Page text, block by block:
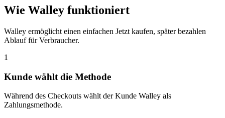
Wie Walley funktioniert
Walley ermöglicht einen einfachen Jetzt kaufen, später bezahlen
Ablauf für Verbraucher.
1
Kunde wählt die Methode
Während des Checkouts wählt der Kunde Walley als
Zahlungsmethode.